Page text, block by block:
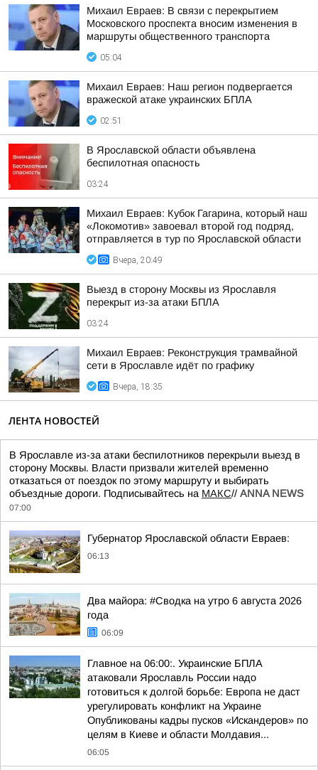
Михаил Евраев: В связи с перекрытием
Московского проспекта вносим изменения в
маршруты общественного транспорта
05:04
Михаил Евраев: Наш регион подвергается
вражеской атаке украинских БПЛА
02:51
В Ярославской области объявлена
беспилотная опасность
03:24
Михаил Евраев: Кубок Гагарина, который наш
«Локомотив» завоевал второй год подряд,
отправляется в тур по Ярославской области
Вчера, 20:49
Выезд в сторону Москвы из Ярославля
перекрыт из-за атаки БПЛА
03:24
Михаил Евраев: Реконструкция трамвайной
сети в Ярославле идёт по графику
Вчера, 18:35
ЛЕНТА НОВОСТЕЙ
В Ярославле из-за атаки беспилотников перекрыли выезд в
сторону Москвы. Власти призвали жителей временно
отказаться от поездок по этому маршруту и выбирать
объездные дороги. Подписывайтесь на МАКС// ANNA NEWS
07:00
Губернатор Ярославской области Евраев:
06:13
Два майора: #Сводка на утро 6 августа 2026
года
06:09
Главное на 06:00:. Украинские БПЛА
атаковали Ярославль России надо
готовиться к долгой борьбе: Европа не даст
урегулировать конфликт на Украине
Опубликованы кадры пусков «Искандеров» по
целям в Киеве и области Молдавия...
06:05